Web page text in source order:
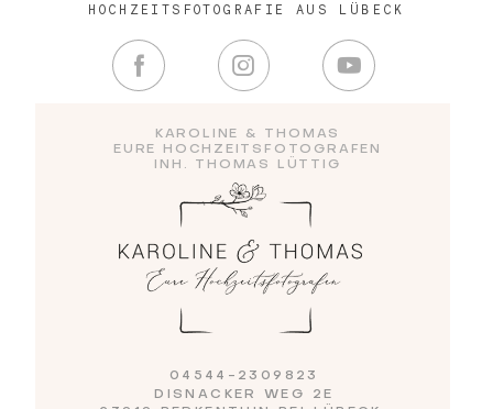
KAROLINE & THOMAS
EURE HOCHZEITSFOTOGRAFEN
INH. THOMAS LÜTTIG
04544-2309823
DISNACKER WEG 2E
HOCHZEITSFOTOGRAFIE AUS LÜBECK